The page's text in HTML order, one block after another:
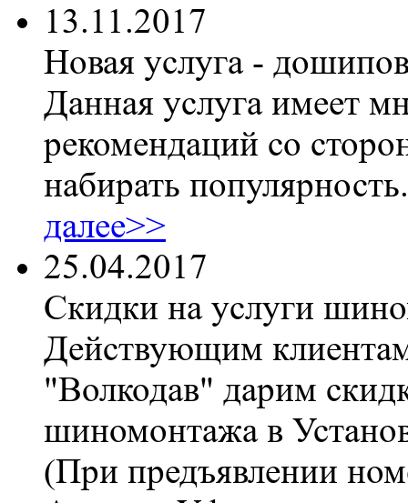
13.11.2017
Новая услуга -
Данная услуга имеет
рекомендаций со
набирать популярность.
далее>>
25.04.2017
Скидки на услуги
Действующим
"Волкодав" дарим
шиномонтажа в
(При предъявлении